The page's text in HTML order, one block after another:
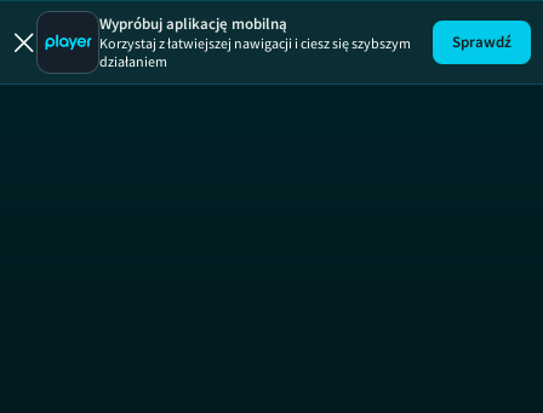
Zakup w
Wypróbuj aplikację mobilną
Korzystaj z łatwiejszej nawigacji i ciesz się szybszym
działaniem
Sprawdź